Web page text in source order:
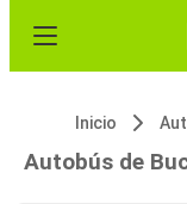
Inicio
Autobús de